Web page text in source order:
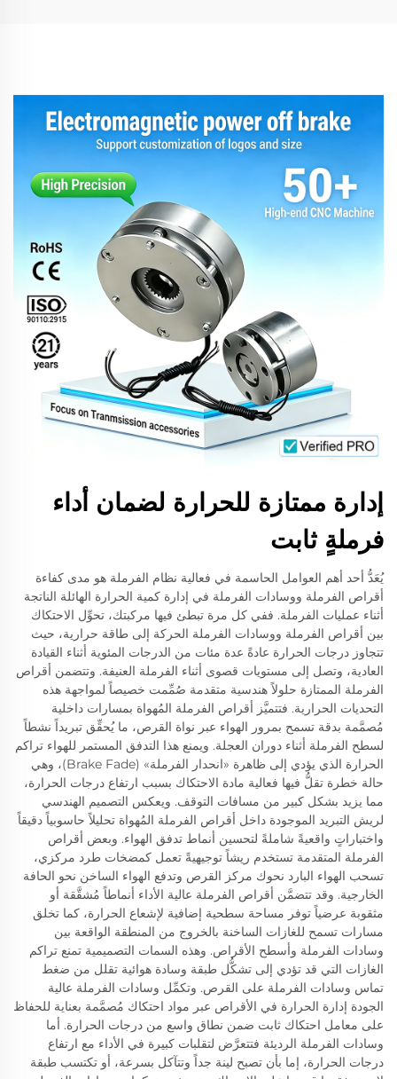
إدارة ممتازة للحرارة لضمان أداء
فرملةٍ ثابت
يُعَدُّ أحد أهم العوامل الحاسمة في فعالية نظام الفرملة هو مدى كفاءة
أقراص الفرملة ووسادات الفرملة في إدارة كمية الحرارة الهائلة الناتجة
أثناء عمليات الفرملة. ففي كل مرة تبطئ فيها مركبتك، تحوِّل الاحتكاك
بين أقراص الفرملة ووسادات الفرملة الحركة إلى طاقة حرارية، حيث
تتجاوز درجات الحرارة عادةً عدة مئات من الدرجات المئوية أثناء القيادة
العادية، وتصل إلى مستويات قصوى أثناء الفرملة العنيفة. وتتضمن أقراص
الفرملة الممتازة حلولاً هندسية متقدمة صُمِّمت خصيصاً لمواجهة هذه
التحديات الحرارية. فتتميَّز أقراص الفرملة المُهواة بمسارات داخلية
مُصمَّمة بدقة تسمح بمرور الهواء عبر نواة القرص، ما يُحقِّق تبريداً نشطاً
لسطح الفرملة أثناء دوران العجلة. ويمنع هذا التدفق المستمر للهواء تراكم
الحرارة الذي يؤدي إلى ظاهرة «انحدار الفرملة» (Brake Fade)، وهي
حالة خطرة تقلُّ فيها فعالية مادة الاحتكاك بسبب ارتفاع درجات الحرارة،
مما يزيد بشكل كبير من مسافات التوقف. ويعكس التصميم الهندسي
لريش التبريد الموجودة داخل أقراص الفرملة المُهواة تحليلاً حاسوبياً دقيقاً
واختباراتٍ واقعيةً شاملةً لتحسين أنماط تدفق الهواء. وبعض أقراص
الفرملة المتقدمة تستخدم ريشاً توجيهيةً تعمل كمضخات طرد مركزي،
تسحب الهواء البارد نحوك مركز القرص وتدفع الهواء الساخن نحو الحافة
الخارجية. وقد تتضمَّن أقراص الفرملة عالية الأداء أنماطاً مُشقَّقة أو
مثقوبة عرضياً توفر مساحة سطحية إضافية لإشعاع الحرارة، كما تخلق
مسارات تسمح للغازات الساخنة بالخروج من المنطقة الواقعة بين
وسادات الفرملة وأسطح الأقراص. وهذه السمات التصميمية تمنع تراكم
الغازات التي قد تؤدي إلى تشكُّل طبقة وسادة هوائية تقلل من ضغط
تماس وسادات الفرملة على القرص. وتكمِّل وسادات الفرملة عالية
الجودة إدارة الحرارة في الأقراص عبر مواد احتكاك مُصمَّمة بعناية للحفاظ
على معامل احتكاك ثابت ضمن نطاق واسع من درجات الحرارة. أما
وسادات الفرملة الرديئة فتتعرَّض لتقلبات كبيرة في الأداء مع ارتفاع
درجات الحرارة، إما بأن تصبح لينة جداً وتتآكل بسرعة، أو تكتسب طبقة